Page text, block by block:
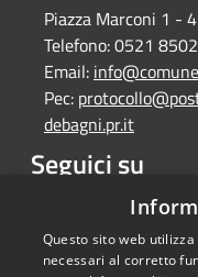
Piazza Marconi 1 -
Telefono:0521
Email:
Pec:
debagni.pr.it
Seguici su
Facebook
Questo sito web
necessari al corretto